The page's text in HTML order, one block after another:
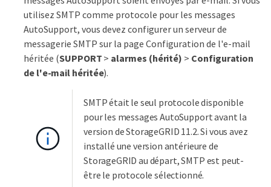
utilisez SMTP comme protocole pour les messages
AutoSupport, vous devez configurer un serveur de
messagerie SMTP sur la page Configuration de l'e-mail
héritée (SUPPORT > alarmes (hérité) > Configuration
de l'e-mail héritée).
SMTP était le seul protocole disponible
pour les messages AutoSupport avant la
version de StorageGRID 11.2. Si vous avez
installé une version antérieure de
StorageGRID au départ, SMTP est peut-
être le protocole sélectionné.